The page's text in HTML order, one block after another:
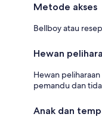
Metode akses
Bellboy atau
Hewan
Hewan
pemandu dan
Anak dan